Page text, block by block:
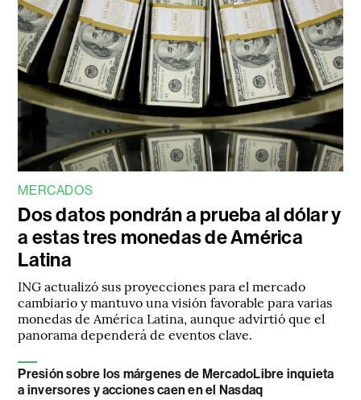
MERCADOS
Dos datos pondrán a prueba al dólar y
a estas tres monedas de América
Latina
ING actualizó sus proyecciones para el mercado
cambiario y mantuvo una visión favorable para varias
monedas de América Latina, aunque advirtió que el
panorama dependerá de eventos clave.
Presión sobre los márgenes de MercadoLibre inquieta
a inversores y acciones caen en el Nasdaq